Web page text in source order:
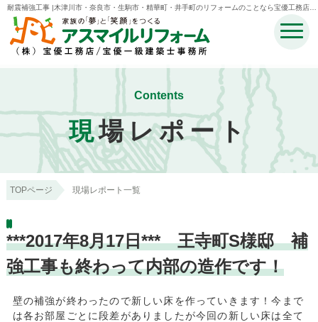
耐震補強工事 |木津川市・奈良市・生駒市・精華町・井手町のリフォームのことなら宝優工務店ア
スマイルリフォーム
Contents
現場レポート
TOPページ 現場レポート一覧
***2017年8月17日*** 王寺町S様邸 補
強工事も終わって内部の造作です！
壁の補強が終わったので新しい床を作っていきます！今まで
は各お部屋ごとに段差がありましたが今回の新しい床は全て